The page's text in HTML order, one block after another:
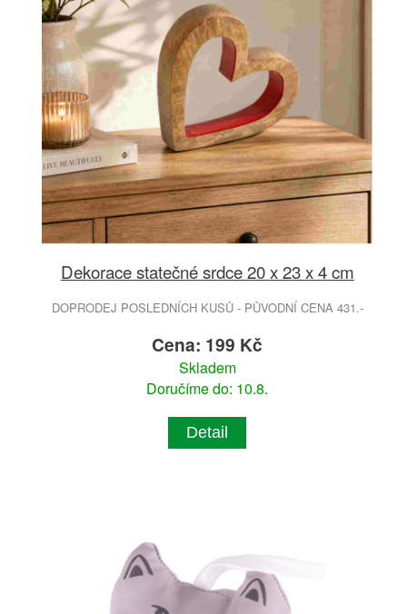
Dekorace statečné srdce 20 x 23 x 4 cm
DOPRODEJ POSLEDNÍCH KUSŮ - PŮVODNÍ CENA 431.-
Cena: 199 Kč
Skladem
Doručíme do: 10.8.
Detail